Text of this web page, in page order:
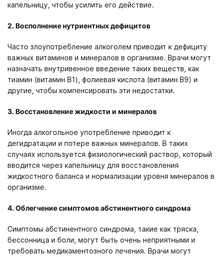
капельницу, чтобы усилить его действие.
2. Восполнение нутриентных дефицитов
Часто злоупотребление алкоголем приводит к дефициту
важных витаминов и минералов в организме. Врачи могут
назначать внутривенное введение таких веществ, как
тиамин (витамин B1), фолиевая кислота (витамин B9) и
другие, чтобы компенсировать эти недостатки.
3. Восстановление жидкости и минералов
Иногда алкогольное употребление приводит к
дегидратации и потере важных минералов. В таких
случаях используется физиологический раствор, который
вводится через капельницу для восстановления
жидкостного баланса и нормализации уровня минералов в
организме.
4. Облегчение симптомов абстинентного синдрома
Симптомы абстинентного синдрома, такие как тряска,
бессонница и боли, могут быть очень неприятными и
требовать медикаментозного лечения. Врачи могут